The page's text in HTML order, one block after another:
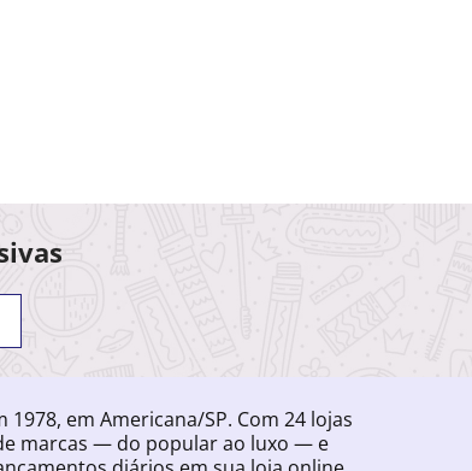
em Americana/SP. Com 24 lojas
marcas — do popular ao luxo — e